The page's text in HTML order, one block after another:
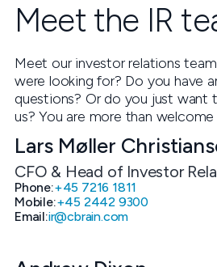
Meet the IR
Meet our investor relations
were looking for? Do you have
questions? Or do you just want
us? You are more than
Lars Møller
CFO & Head of Investor
Phone:+45 7216 1811
Mobile:+45 2442 9300
Email:ir@cbrain.com